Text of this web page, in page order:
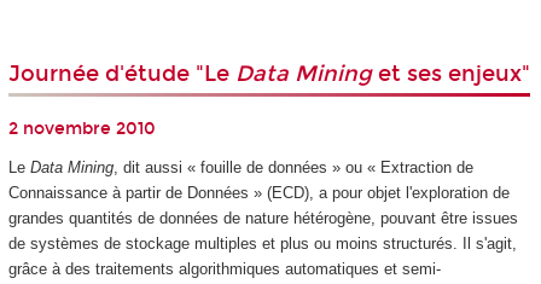
Journée d'étude "Le Data Mininget ses enjeux"
2 novembre 2010
Le Data Mining, dit aussi « fouille de données » ou « Extraction de
Connaissance à partir de Données » (ECD), a pour objet l'exploration de
grandes quantités de données de nature hétérogène, pouvant être issues
de systèmes de stockage multiples et plus ou moins structurés. Il s'agit,
grâce à des traitements algorithmiques automatiques et semi-